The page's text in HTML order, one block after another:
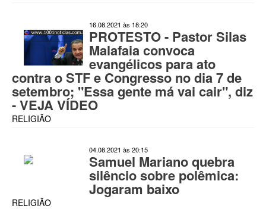
16.08.2021 às 18:20
PROTESTO - Pastor Silas
Malafaia convoca
evangélicos para ato
contra o STF e Congresso no dia 7 de
setembro; "Essa gente má vai cair", diz
- VEJA VÍDEO
RELIGIÃO
04.08.2021 às 20:15
Samuel Mariano quebra
silêncio sobre polêmica:
Jogaram baixo
RELIGIÃO